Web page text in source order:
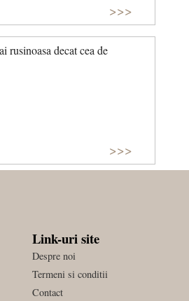
>>>
rusinoasa decat cea de
>>>
Link-uri site
Despre noi
Termeni si conditii
Contact